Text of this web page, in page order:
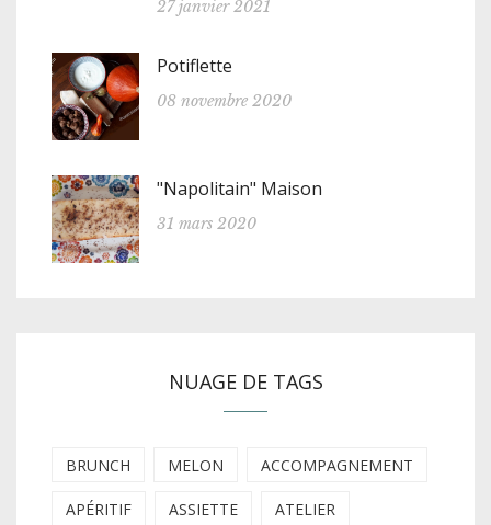
27 janvier 2021
Potiflette
08 novembre 2020
"Napolitain" Maison
31 mars 2020
NUAGE DE TAGS
BRUNCH MELON ACCOMPAGNEMENT
APÉRITIF ASSIETTE ATELIER